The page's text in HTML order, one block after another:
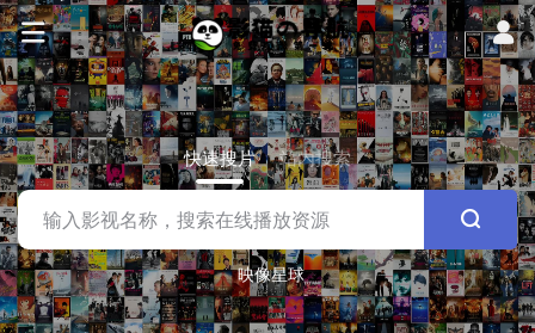
快速搜片 站内搜索
映像星球